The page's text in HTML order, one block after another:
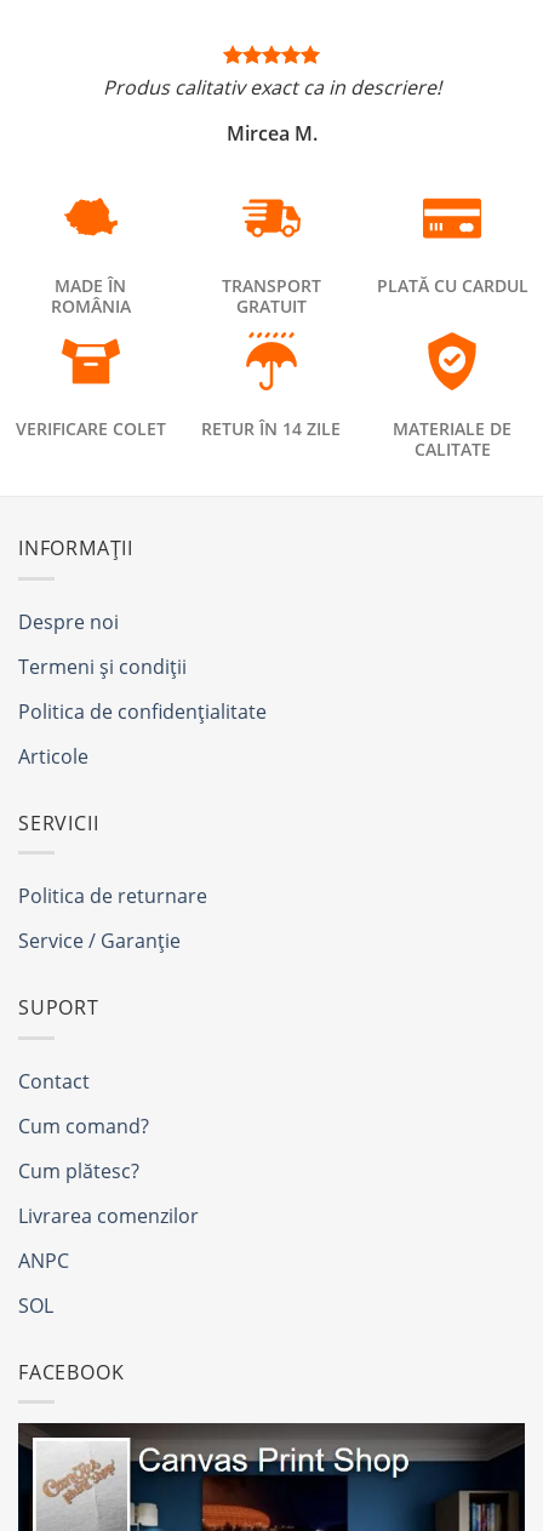
Produs calitativ exact ca in descriere!
Mircea M.
MADE ÎN
ROMÂNIA
TRANSPORT
GRATUIT
PLATĂ CU CARDUL
VERIFICARE COLET RETUR ÎN 14 ZILE
MATERIALE DE
CALITATE
INFORMAȚII
Despre noi
Termeni și condiții
Politica de confidențialitate
Articole
SERVICII
Politica de returnare
Service / Garanție
SUPORT
Contact
Cum comand?
Cum plătesc?
Livrarea comenzilor
ANPC
SOL
FACEBOOK